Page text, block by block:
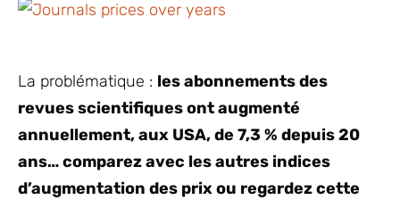
La problématique : les abonnements des
revues scientifiques ont augmenté
annuellement, aux USA, de 7,3 % depuis 20
ans… comparez avec les autres indices
d’augmentation des prix ou regardez cette